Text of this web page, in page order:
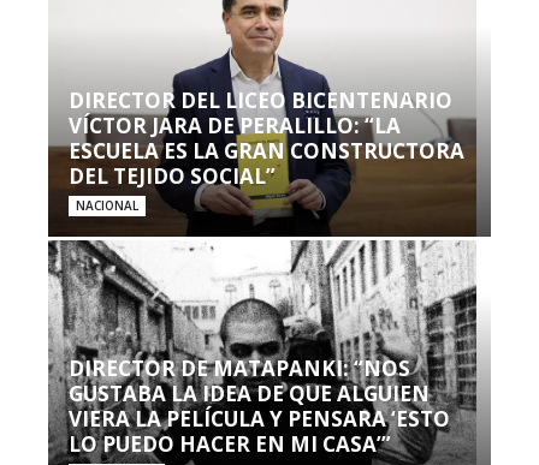
DIRECTOR DEL LICEO BICENTENARIO
VÍCTOR JARA DE PERALILLO: “LA
ESCUELA ES LA GRAN CONSTRUCTORA
DEL TEJIDO SOCIAL”
NACIONAL
DIRECTOR DE MATAPANKI: “NOS
GUSTABA LA IDEA DE QUE ALGUIEN
VIERA LA PELÍCULA Y PENSARA ‘ESTO
LO PUEDO HACER EN MI CASA’”